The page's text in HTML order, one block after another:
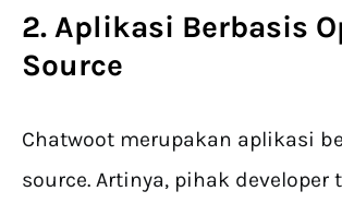
2. Aplikasi Berbasis
Source
Chatwoot merupakan aplikasi
source. Artinya, pihak developer